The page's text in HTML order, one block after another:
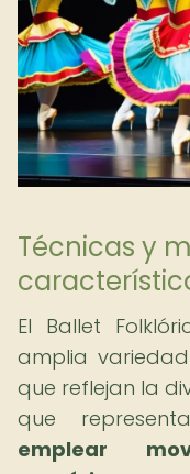
Técnicas y
El Ballet
amplia
que reflejan la
que
emplear